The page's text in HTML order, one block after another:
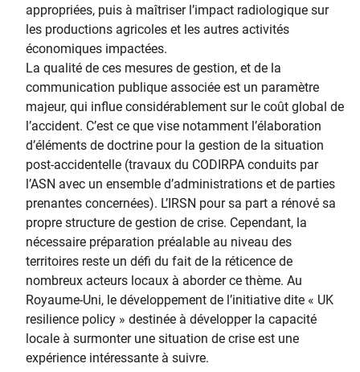
appropriées, puis à maîtriser l’impact radiologique sur
les productions agricoles et les autres activités
économiques impactées.
La qualité de ces mesures de gestion, et de la
communication publique associée est un paramètre
majeur, qui influe considérablement sur le coût global de
l’accident. C’est ce que vise notamment l’élaboration
d’éléments de doctrine pour la gestion de la situation
post-accidentelle (travaux du CODIRPA conduits par
l’ASN avec un ensemble d’administrations et de parties
prenantes concernées). L’IRSN pour sa part a rénové sa
propre structure de gestion de crise. Cependant, la
nécessaire préparation préalable au niveau des
territoires reste un défi du fait de la réticence de
nombreux acteurs locaux à aborder ce thème. Au
Royaume-Uni, le développement de l’initiative dite « UK
resilience policy » destinée à développer la capacité
locale à surmonter une situation de crise est une
expérience intéressante à suivre.